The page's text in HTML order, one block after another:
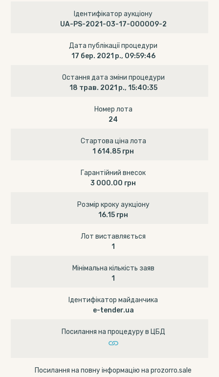
Ідентифікатор аукціону
UA-PS-2021-03-17-000009-2
Дата публікації процедури
17 бер. 2021 р., 09:59:46
Остання дата зміни процедури
18 трав. 2021 р., 15:40:35
Номер лота
24
Стартова ціна лота
1 614.85 грн
Гарантійний внесок
3 000.00 грн
Розмір кроку аукціону
16.15 грн
Лот виставляється
1
Мінімальна кількість заяв
1
Ідентифікатор майданчика
e-tender.ua
Посилання на процедуру в ЦБД
Посилання на повну інформацію на prozorro.sale